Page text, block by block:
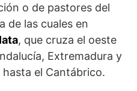
o de pastores del
de las cuales en
, que cruza el oeste
Extremadura y
el Cantábrico.